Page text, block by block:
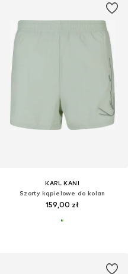
KARL KANI
Szorty kąpielowe do kolan
159,00 zł